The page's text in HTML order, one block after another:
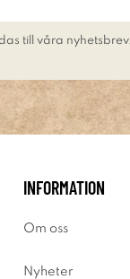
till våra nyhetsbrev.
INFORMATION
Om oss
Nyheter